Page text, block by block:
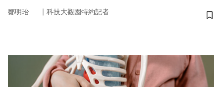
鄒明珆 ｜ 科技大觀園特約記者
儲